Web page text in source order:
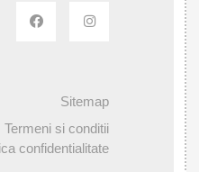
Sitemap
Termeni si conditii
confidentialitate